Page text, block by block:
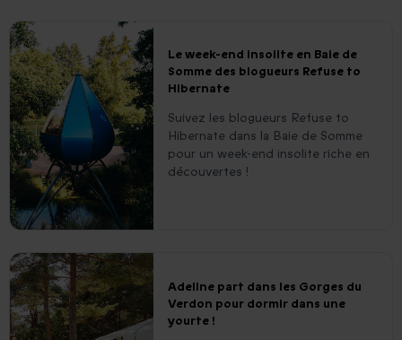
Le week-end insolite en Baie de
Somme des blogueurs Refuse to
Hibernate
Suivez les blogueurs Refuse to
Hibernate dans la Baie de Somme
pour un week-end insolite riche en
découvertes !
Adeline part dans les Gorges du
Verdon pour dormir dans une
yourte !